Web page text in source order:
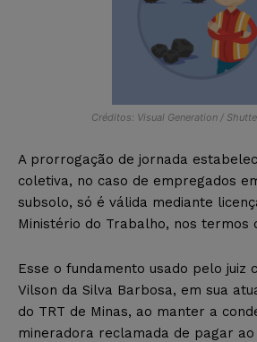
Créditos: Visual Generation /
A prorrogação de jornada
coletiva, no caso de empregados
subsolo, só é válida mediante
Ministério do Trabalho, nos termos
Esse o fundamento usado pelo juiz
Vilson da Silva Barbosa, em sua
do TRT de Minas, ao manter a
mineradora reclamada de pagar